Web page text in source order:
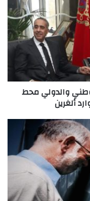
والدولي محط
ألغرين